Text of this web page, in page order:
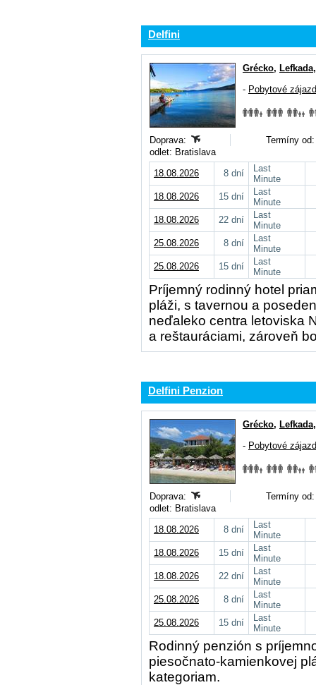
Delfini
Grécko, Lefkada
- Pobytové
Doprava:
Termíny
odlet: Bratislava
18.08.2026
8 dní
Last
Minute
18.08.2026
15 dní
Last
Minute
18.08.2026
22 dní
Last
Minute
25.08.2026
8 dní
Last
Minute
25.08.2026
15 dní
Last
Minute
Príjemný rodinný hotel
pláži, s tavernou a
neďaleko centra letoviska
a reštauráciami, zároveň
Delfini Penzion
Grécko, Lefkada
- Pobytové
Doprava:
Termíny
odlet: Bratislava
18.08.2026
8 dní
Last
Minute
18.08.2026
15 dní
Last
Minute
18.08.2026
22 dní
Last
Minute
25.08.2026
8 dní
Last
Minute
25.08.2026
15 dní
Last
Minute
Rodinný penzión s
piesočnato-kamienkovej
kategoriam.